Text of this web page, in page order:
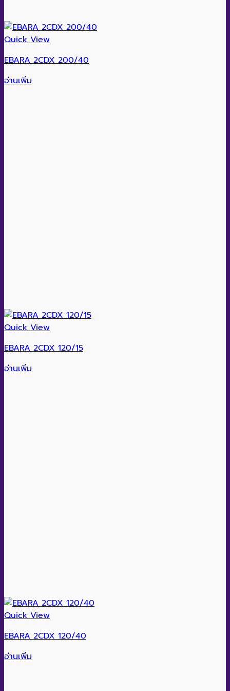
Quick View
EBARA 2CDX 200/40
อ่านเพิ่ม
Quick View
EBARA 2CDX 120/15
อ่านเพิ่ม
Quick View
EBARA 2CDX 120/40
อ่านเพิ่ม